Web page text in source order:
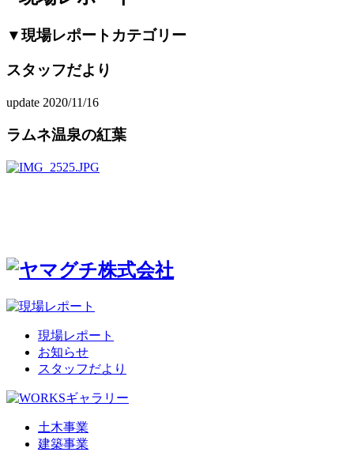
▼現場レポートカテゴリー
スタッフだより
update 2020/11/16
ラムネ温泉の紅葉
現場レポート
お知らせ
スタッフだより
土木事業
建築事業